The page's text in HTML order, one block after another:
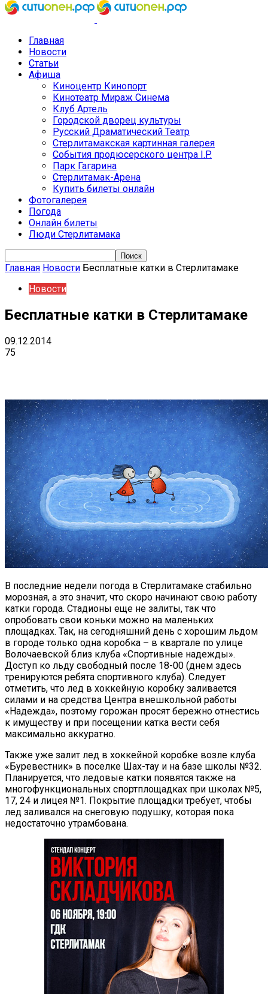
Главная
Новости
Статьи
Афиша
Киноцентр Кинопорт
Кинотеатр Мираж Синема
Клуб Артель
Городской дворец культуры
Русский Драматический Театр
Стерлитамакская картинная галерея
События продюсерского центра I.P.
Парк Гагарина
Стерлитамак-Арена
Купить билеты онлайн
Фотогалерея
Погода
Онлайн билеты
Люди Стерлитамака
Главная Новости Бесплатные катки в Стерлитамаке
Новости
Бесплатные катки в Стерлитамаке
09.12.2014
75
В последние недели погода в Стерлитамаке стабильно
морозная, а это значит, что скоро начинают свою работу
катки города. Стадионы еще не залиты, так что
опробовать свои коньки можно на маленьких
площадках. Так, на сегодняшний день с хорошим льдом
в городе только одна коробка – в квартале по улице
Волочаевской близ клуба «Спортивные надежды».
Доступ ко льду свободный после 18-00 (днем здесь
тренируются ребята спортивного клуба). Следует
отметить, что лед в хоккейную коробку заливается
силами и на средства Центра внешкольной работы
«Надежда», поэтому горожан просят бережно отнестись
к имуществу и при посещении катка вести себя
максимально аккуратно.
Также уже залит лед в хоккейной коробке возле клуба
«Буревестник» в поселке Шах-тау и на базе школы №32.
Планируется, что ледовые катки появятся также на
многофункциональных спортплощадках при школах №5,
17, 24 и лицея №1. Покрытие площадки требует, чтобы
лед заливался на снеговую подушку, которая пока
недостаточно утрамбована.